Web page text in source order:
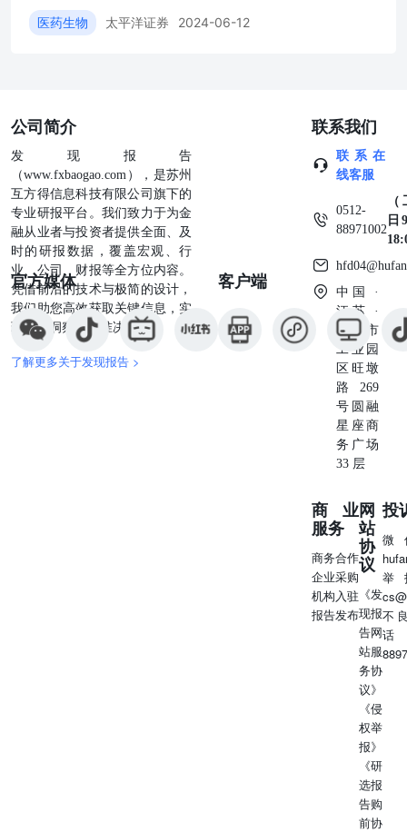
手术的MIBC患者接受每6周一次的ctDNA监测并持续1年（9
次），期间出现ctDNA阳性（250名）的患者以2:1的比例随
医药生物 太平洋证券 2024-06-12
公司简介
发现报告
（www.fxbaogao.com），是苏州
互方得信息科技有限公司旗下的
专业研报平台。我们致力于为金
融从业者与投资者提供全面、及
时的研报数据，覆盖宏观、行
业、公司、财报等全方位内容。
凭借前沿的技术与极简的设计，
我们助您高效获取关键信息，实
现深度洞察与精准决策。
了解更多关于发现报告 >
官方媒体 客户端
联系我们
联系在
线客服
0512-
88971002
日
中国 ·
江苏 ·
苏州市
工业园
区旺墩
路269
号圆融
星座商
务广场
33 层
商业
服务
商务合作
企业采购
机构入驻
报告发布
网
站
协
议
《发
现报
告网
站服
务协
议》
《侵
权举
报》
《研
选报
告购
前协
投
微
举
不